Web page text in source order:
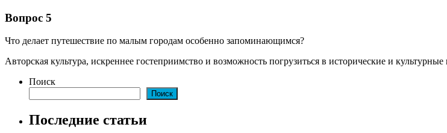
Вопрос 5
Что делает путешествие по малым городам особенно запоминающимся?
Авторская культура, искреннее гостеприимство и возможность погрузиться в исторические и культурные
Поиск
Поиск
Последние статьи